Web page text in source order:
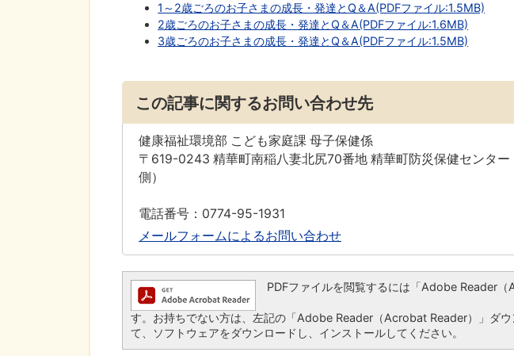
1～2歳ごろのお子さまの成長・発達とQ＆A(PDFファイル:1.5MB)
2歳ごろのお子さまの成長・発達とQ＆A(PDFファイル:1.6MB)
3歳ごろのお子さまの成長・発達とQ＆A(PDFファイル:1.5MB)
この記事に関するお問い合わせ先
健康福祉環境部 こども家庭課 母子保健係
〒619-0243 精華町南稲八妻北尻70番地 精華町防災保健センタ
側）
電話番号：0774-95-1931
メールフォームによるお問い合わせ
PDFファイルを閲覧するには「Adobe Reader
す。お持ちでない方は、左記の「Adobe Reader（Acrobat Reader）」ダウ
て、ソフトウェアをダウンロードし、インストールしてください。